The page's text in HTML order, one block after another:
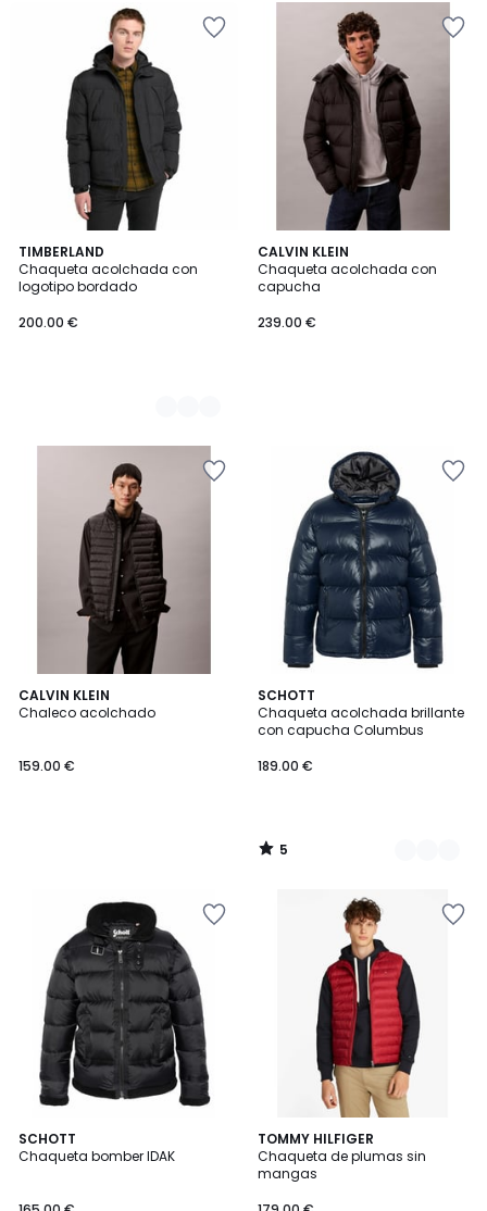
TIMBERLAND
Chaqueta acolchada con
logotipo bordado
200.00 €
2
Colores
CALVIN KLEIN
Chaqueta acolchada con
capucha
239.00 €
CALVIN KLEIN
Chaleco acolchado
159.00 €
SCHOTT
Chaqueta acolchada brillante
con capucha Columbus
189.00 €
5
/
5
2
Colores
5
/
SCHOTT
Chaqueta bomber IDAK
5
/
2
Colores
TOMMY HILFIGER
Chaqueta de plumas sin
mangas